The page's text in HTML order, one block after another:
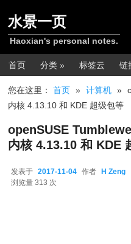
水景一页
Haoxian's personal notes.
主菜单
首页 分类 » 标签云 链
您在这里：首页 » 计算机 »
内核 4.13.10 和 KDE 超级包等
openSUSE
内核 4.13.10 和 KDE
发表于 2017-11-04 作者 H Zeng
浏览量 313 次